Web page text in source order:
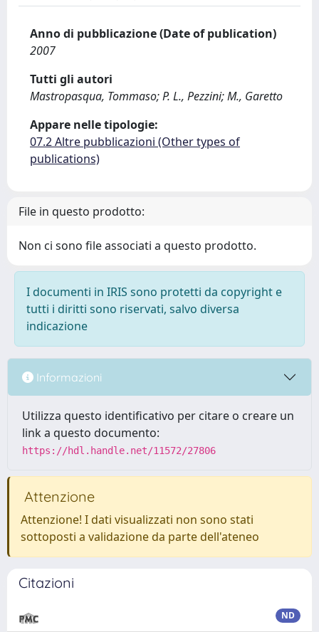
Anno di pubblicazione (Date of publication)
2007
Tutti gli autori
Mastropasqua, Tommaso; P. L., Pezzini; M., Garetto
Appare nelle tipologie:
07.2 Altre pubblicazioni (Other types of
publications)
File in questo prodotto:
Non ci sono file associati a questo prodotto.
I documenti in IRIS sono protetti da copyright e
tutti i diritti sono riservati, salvo diversa
indicazione
Informazioni
Utilizza questo identificativo per citare o creare un
link a questo documento:
https://hdl.handle.net/11572/27806
Attenzione
Attenzione! I dati visualizzati non sono stati
sottoposti a validazione da parte dell'ateneo
Citazioni
ND